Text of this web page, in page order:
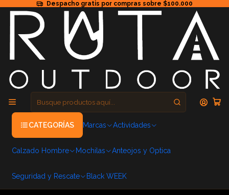
Despacho gratis por compras sobre $100.000
CATEGORÍAS Marcas Actividades
Calzado Hombre Mochilas Anteojos y Optica
Seguridad y Rescate Black WEEK